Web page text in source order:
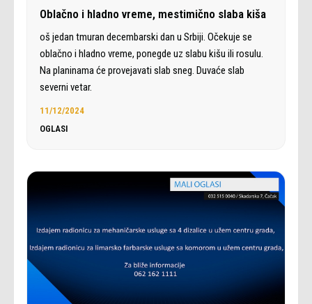
Oblačno i hladno vreme, mestimično slaba kiša
oš jedan tmuran decembarski dan u Srbiji. Očekuje se
oblačno i hladno vreme, ponegde uz slabu kišu ili rosulu.
Na planinama će provejavati slab sneg. Duvaće slab
severni vetar.
11/12/2024
OGLASI